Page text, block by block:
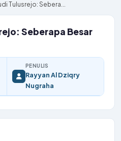
Tulusrejo: Sebera...
Seberapa Besar
PENULIS
Rayyan Al Dziqry
Nugraha